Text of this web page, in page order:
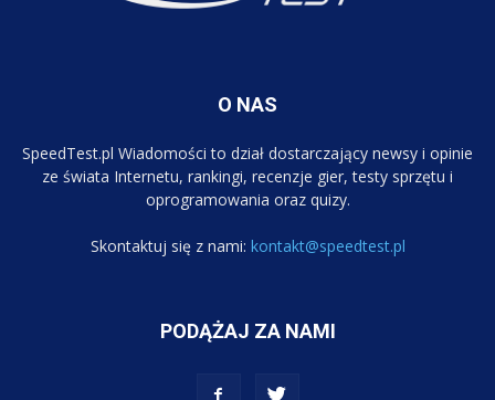
O NAS
SpeedTest.pl Wiadomości to dział dostarczający newsy i opinie
ze świata Internetu, rankingi, recenzje gier, testy sprzętu i
oprogramowania oraz quizy.
Skontaktuj się z nami: kontakt@speedtest.pl
PODĄŻAJ ZA NAMI